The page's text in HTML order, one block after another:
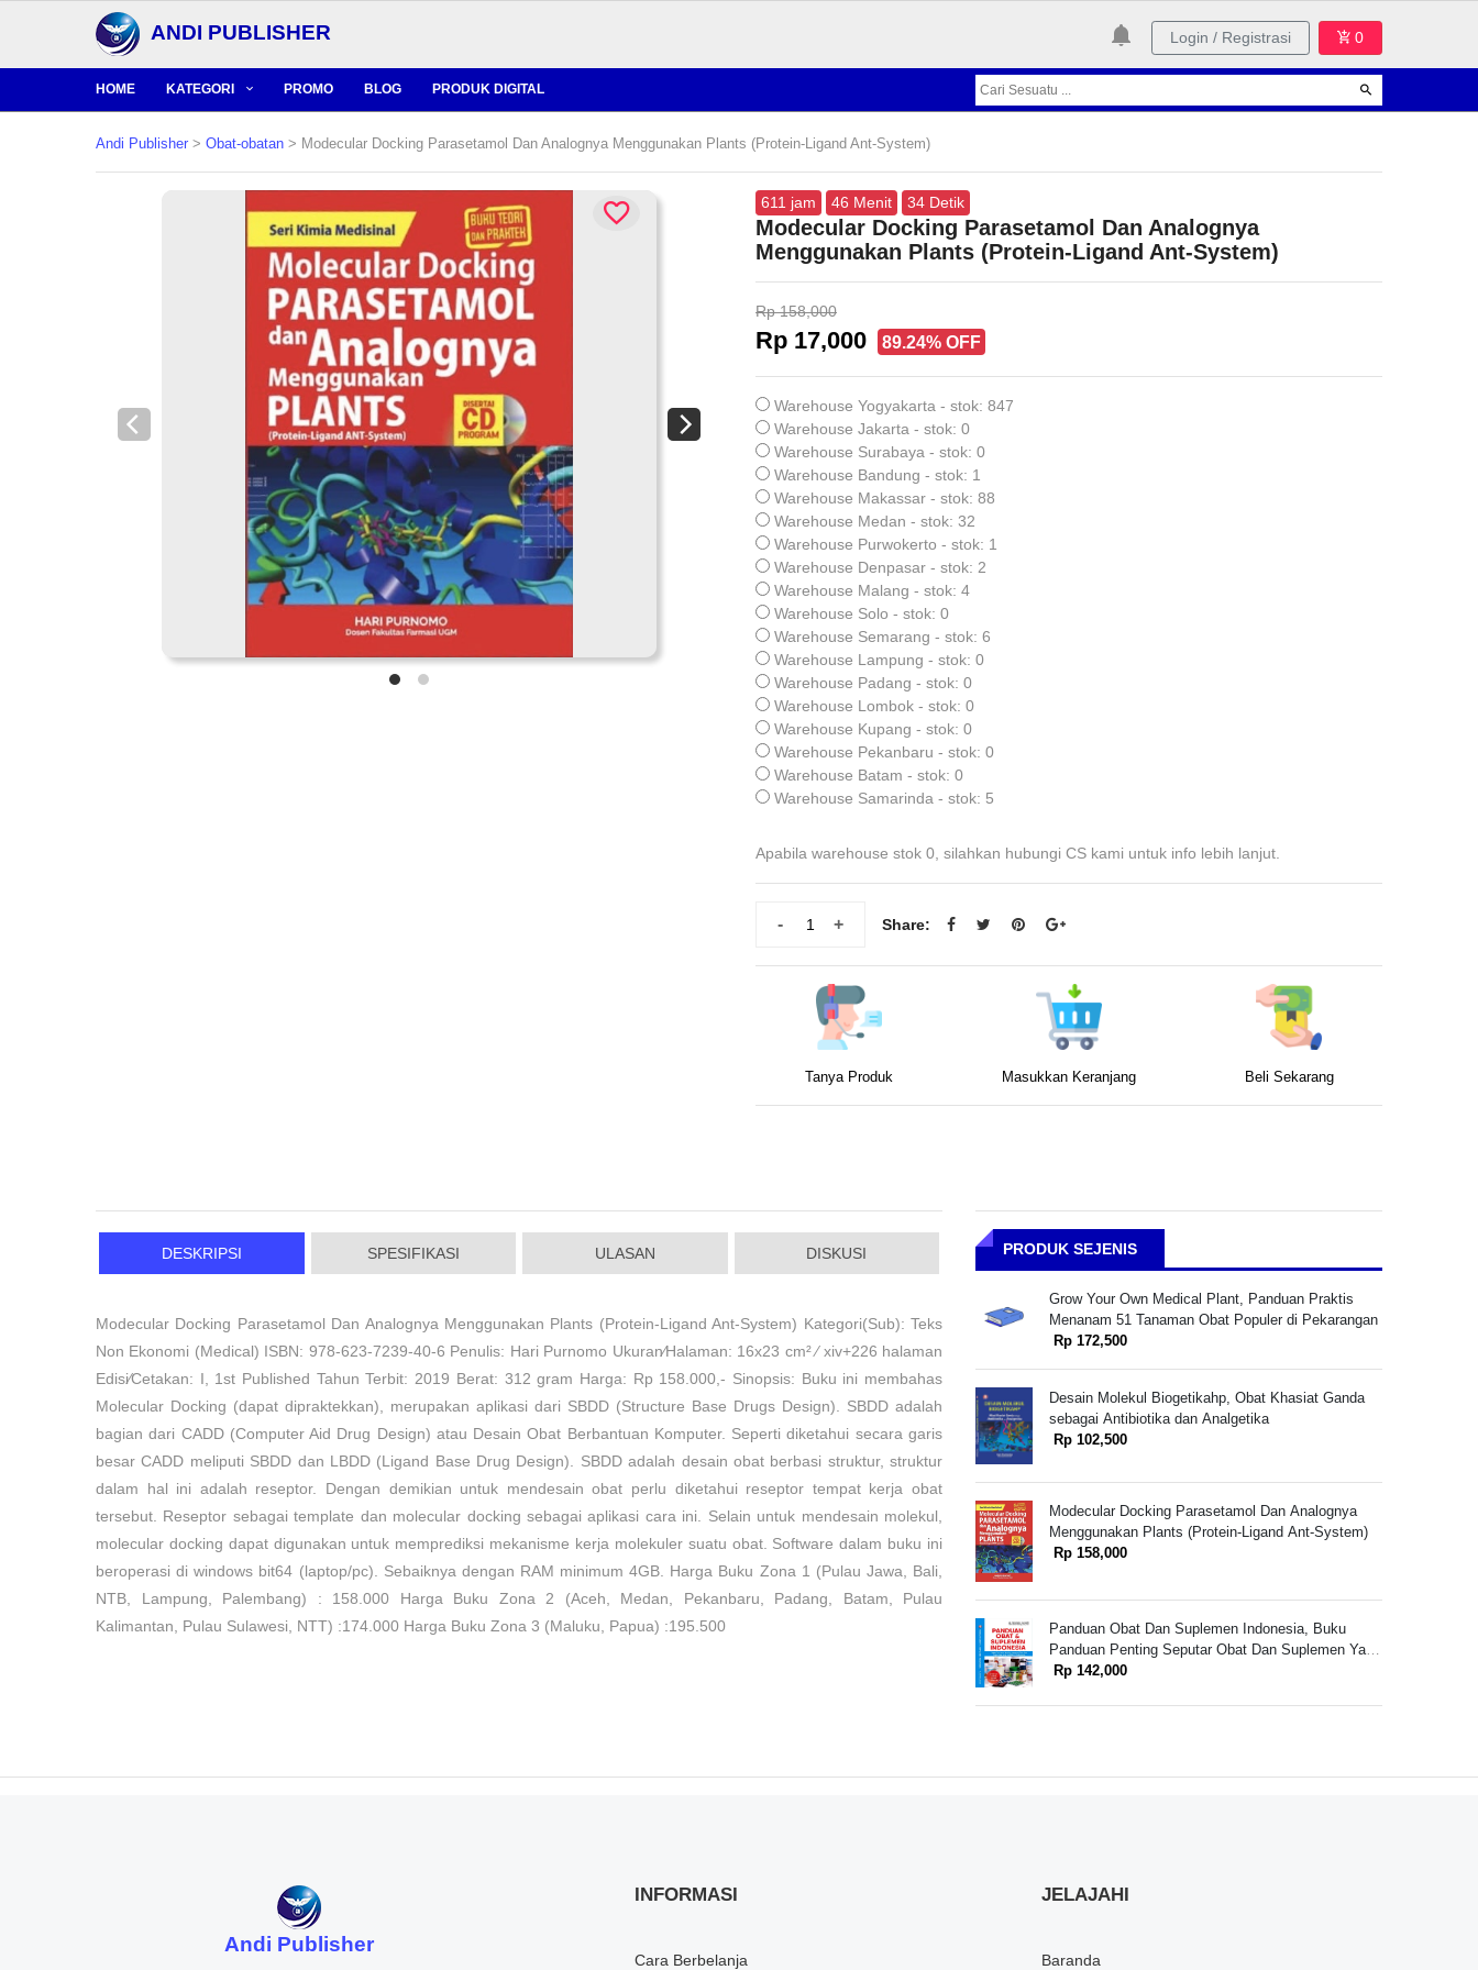
ANDI PUBLISHER Login / Registrasi 0
HOME KATEGORI PROMO BLOG PRODUK DIGITAL
Andi Publisher > Obat-obatan > Modecular Docking Parasetamol Dan Analognya Menggunakan Plants (Protein-Ligand Ant-System)
611 jam 46 Menit 33 Detik
Modecular Docking Parasetamol Dan Analognya
Menggunakan Plants (Protein-Ligand Ant-System)
Rp 158,000
Rp 17,000 89.24% OFF
Warehouse Yogyakarta - stok: 847
Warehouse Jakarta - stok: 0
Warehouse Surabaya - stok: 0
Warehouse Bandung - stok: 1
Warehouse Makassar - stok: 88
Warehouse Medan - stok: 32
Warehouse Purwokerto - stok: 1
Warehouse Denpasar - stok: 2
Warehouse Malang - stok: 4
Warehouse Solo - stok: 0
Warehouse Semarang - stok: 6
Warehouse Lampung - stok: 0
Warehouse Padang - stok: 0
Warehouse Lombok - stok: 0
Warehouse Kupang - stok: 0
Warehouse Pekanbaru - stok: 0
Warehouse Batam - stok: 0
Warehouse Samarinda - stok: 5
Apabila warehouse stok 0, silahkan hubungi CS kami untuk info lebih lanjut.
+
- Share:
Tanya Produk Masukkan Keranjang Beli Sekarang
DESKRIPSI SPESIFIKASI ULASAN DISKUSI
Modecular Docking Parasetamol Dan Analognya Menggunakan Plants (Protein-Ligand Ant-System) Kategori(Sub): Teks
Non Ekonomi (Medical) ISBN: 978-623-7239-40-6 Penulis: Hari Purnomo Ukuran⁄Halaman: 16x23 cm² ⁄ xiv+226 halaman
Edisi⁄Cetakan: I, 1st Published Tahun Terbit: 2019 Berat: 312 gram Harga: Rp 158.000,- Sinopsis: Buku ini membahas
Molecular Docking (dapat dipraktekkan), merupakan aplikasi dari SBDD (Structure Base Drugs Design). SBDD adalah
bagian dari CADD (Computer Aid Drug Design) atau Desain Obat Berbantuan Komputer. Seperti diketahui secara garis
besar CADD meliputi SBDD dan LBDD (Ligand Base Drug Design). SBDD adalah desain obat berbasi struktur, struktur
dalam hal ini adalah reseptor. Dengan demikian untuk mendesain obat perlu diketahui reseptor tempat kerja obat
tersebut. Reseptor sebagai template dan molecular docking sebagai aplikasi cara ini. Selain untuk mendesain molekul,
molecular docking dapat digunakan untuk memprediksi mekanisme kerja molekuler suatu obat. Software dalam buku ini
beroperasi di windows bit64 (laptop/pc). Sebaiknya dengan RAM minimum 4GB. Harga Buku Zona 1 (Pulau Jawa, Bali,
NTB, Lampung, Palembang) : 158.000 Harga Buku Zona 2 (Aceh, Medan, Pekanbaru, Padang, Batam, Pulau
Kalimantan, Pulau Sulawesi, NTT) :174.000 Harga Buku Zona 3 (Maluku, Papua) :195.500
PRODUK SEJENIS
Grow Your Own Medical Plant, Panduan Praktis
Menanam 51 Tanaman Obat Populer di Pekarangan
Rp 172,500
Desain Molekul Biogetikahp, Obat Khasiat Ganda
sebagai Antibiotika dan Analgetika
Rp 102,500
Modecular Docking Parasetamol Dan Analognya
Menggunakan Plants (Protein-Ligand Ant-System)
Rp 158,000
Panduan Obat Dan Suplemen Indonesia, Buku
Panduan Penting Seputar Obat Dan Suplemen Yang
Beredar Di Indonesia
Rp 142,000
Andi Publisher
INFORMASI
Cara Berbelanja
JELAJAHI
Baranda